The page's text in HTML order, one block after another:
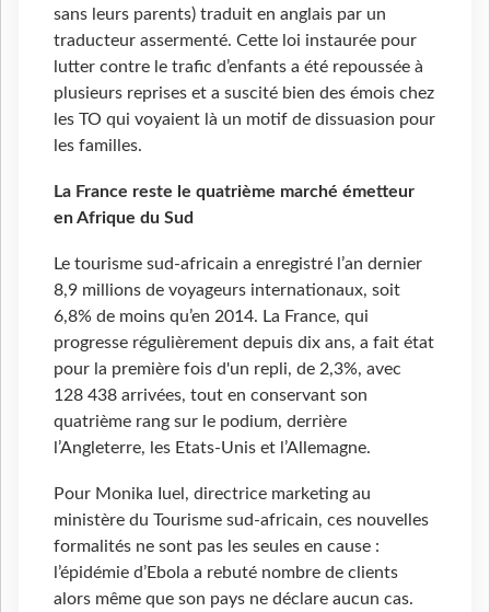
sans leurs parents) traduit en anglais par un
traducteur assermenté. Cette loi instaurée pour
lutter contre le trafic d’enfants a été repoussée à
plusieurs reprises et a suscité bien des émois chez
les TO qui voyaient là un motif de dissuasion pour
les familles.
La France reste le quatrième marché émetteur
en Afrique du Sud
Le tourisme sud-africain a enregistré l’an dernier
8,9 millions de voyageurs internationaux, soit
6,8% de moins qu’en 2014. La France, qui
progresse régulièrement depuis dix ans, a fait état
pour la première fois d'un repli, de 2,3%, avec
128 438 arrivées, tout en conservant son
quatrième rang sur le podium, derrière
l’Angleterre, les Etats-Unis et l’Allemagne.
Pour Monika Iuel, directrice marketing au
ministère du Tourisme sud-africain, ces nouvelles
formalités ne sont pas les seules en cause :
l’épidémie d’Ebola a rebuté nombre de clients
alors même que son pays ne déclare aucun cas.